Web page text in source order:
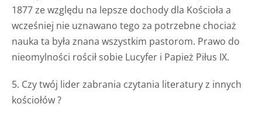
1877 ze względu na lepsze dochody dla Kościoła a
wcześniej nie uznawano tego za potrzebne chociaż
nauka ta była znana wszystkim pastorom. Prawo do
nieomylności rościł sobie Lucyfer i Papież Piłus IX.
5. Czy twój lider zabrania czytania literatury z innych
kościołów ?